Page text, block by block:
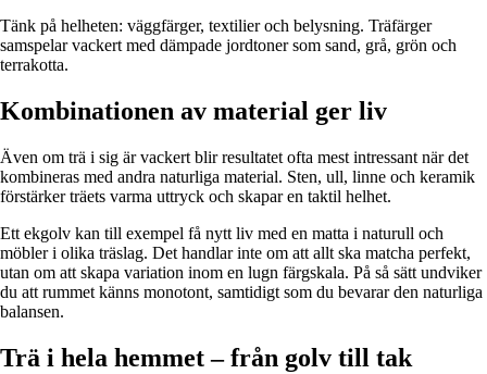
Tänk på helheten: väggfärger, textilier och belysning. Träfärger
samspelar vackert med dämpade jordtoner som sand, grå, grön och
terrakotta.
Kombinationen av material ger liv
Även om trä i sig är vackert blir resultatet ofta mest intressant när det
kombineras med andra naturliga material. Sten, ull, linne och keramik
förstärker träets varma uttryck och skapar en taktil helhet.
Ett ekgolv kan till exempel få nytt liv med en matta i naturull och
möbler i olika träslag. Det handlar inte om att allt ska matcha perfekt,
utan om att skapa variation inom en lugn färgskala. På så sätt undviker
du att rummet känns monotont, samtidigt som du bevarar den naturliga
balansen.
Trä i hela hemmet – från golv till tak